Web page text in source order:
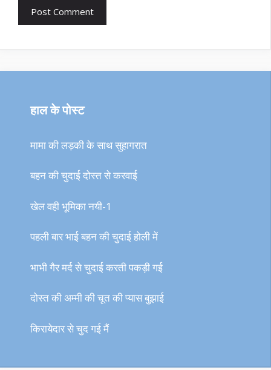
हाल के पोस्ट
मामा की लड़की के साथ सुहागरात
बहन की चुदाई दोस्त से करवाई
खेल वही भूमिका नयी-1
पहली बार भाई बहन की चुदाई होली में
भाभी गैर मर्द से चुदाई करती पकड़ी गई
दोस्त की अम्मी की चूत की प्यास बुझाई
किरायेदार से चुद गई मैं